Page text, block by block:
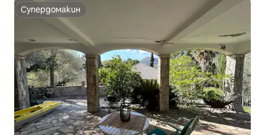
Супердомакин
Супердомакин